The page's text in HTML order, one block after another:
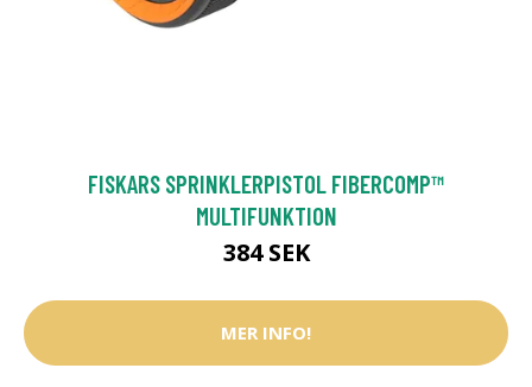
FISKARS SPRINKLERPISTOL FIBERCOMP™
MULTIFUNKTION
384 SEK
MER INFO!